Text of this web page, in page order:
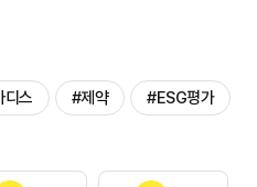
디스 #제약 #ESG평가